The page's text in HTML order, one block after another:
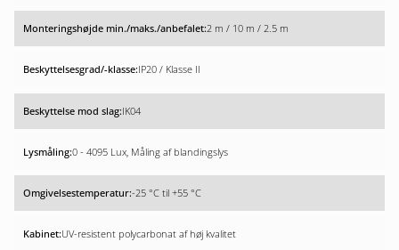
2 m / 10 m / 2.5 m
IP20 / Klasse II
IK04
0 - 4095 Lux, Måling af blandingslys
-25 °C til +55 °C
UV-resistent polycarbonat af høj kvalitet